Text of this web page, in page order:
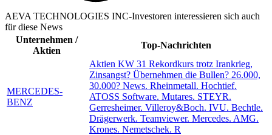
AEVA TECHNOLOGIES INC-Investoren interessieren sich auch
für diese News
Unternehmen /
Aktien
Top-Nachrichten
MERCEDES-
BENZ
Aktien KW 31 Rekordkurs trotz Irankrieg,
Zinsangst? Übernehmen die Bullen? 26.000,
30.000? News. Rheinmetall. Hochtief.
ATOSS Software. Mutares. STEYR.
Gerresheimer. Villeroy&Boch. IVU. Bechtle.
Drägerwerk. Teamviewer. Mercedes. AMG.
Krones. Nemetschek. R